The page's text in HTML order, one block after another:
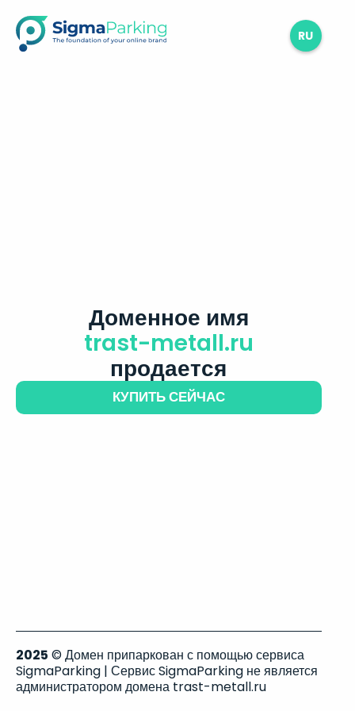
RU
Доменное имя
trast-metall.ru
продается
КУПИТЬ СЕЙЧАС
2025 © Домен припаркован с помощью сервиса
SigmaParking | Сервис SigmaParking не является
администратором домена trast-metall.ru